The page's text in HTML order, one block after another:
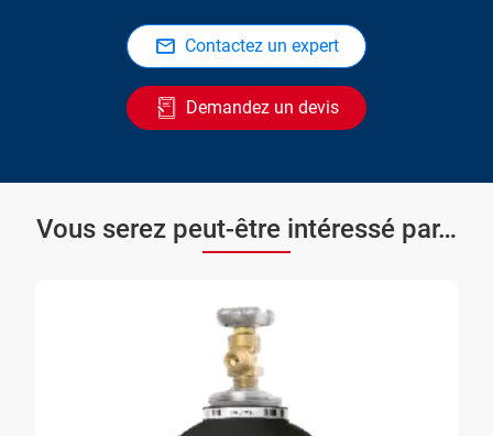
Contactez un expert
Demandez un devis
Vous serez peut-être intéressé par…